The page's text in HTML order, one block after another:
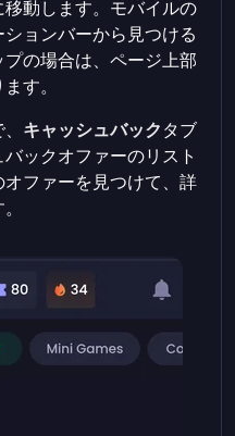
移動します。モバイルの
ョンバーから見つける
の場合は、ページ上部
す。
キャッシュバックタブ
ックオファーのリスト
ファーを見つけて、詳